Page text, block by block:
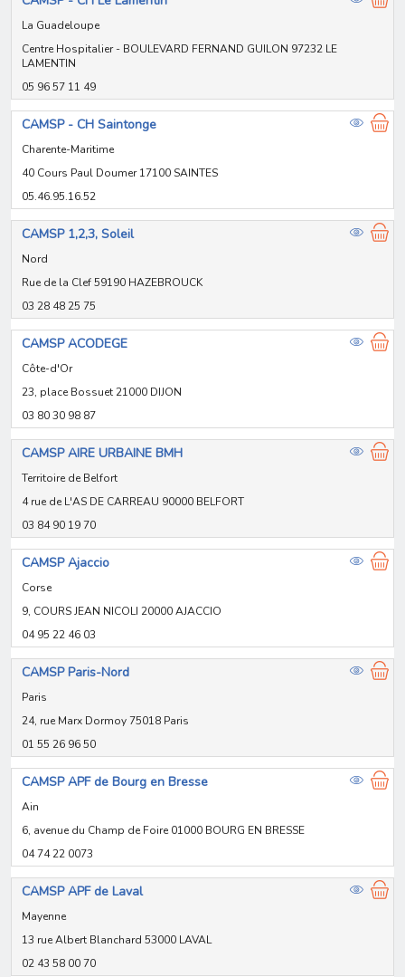
La Guadeloupe
Centre Hospitalier - BOULEVARD FERNAND GUILON 97232 LE
LAMENTIN
05 96 57 11 49
CAMSP - CH Saintonge
Charente-Maritime
40 Cours Paul Doumer 17100 SAINTES
05.46.95.16.52
CAMSP 1,2,3, Soleil
Nord
Rue de la Clef 59190 HAZEBROUCK
03 28 48 25 75
CAMSP ACODEGE
Côte-d'Or
23, place Bossuet 21000 DIJON
03 80 30 98 87
CAMSP AIRE URBAINE BMH
Territoire de Belfort
4 rue de L'AS DE CARREAU 90000 BELFORT
03 84 90 19 70
CAMSP Ajaccio
Corse
9, COURS JEAN NICOLI 20000 AJACCIO
04 95 22 46 03
CAMSP Paris-Nord
Paris
24, rue Marx Dormoy 75018 Paris
01 55 26 96 50
CAMSP APF de Bourg en Bresse
Ain
6, avenue du Champ de Foire 01000 BOURG EN BRESSE
04 74 22 0073
CAMSP APF de Laval
Mayenne
13 rue Albert Blanchard 53000 LAVAL
02 43 58 00 70